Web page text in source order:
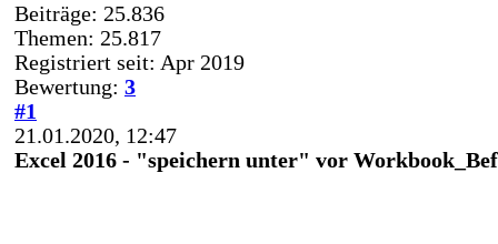
Beiträge: 25.836
Themen: 25.817
Registriert seit: Apr 2019
Bewertung: 3
#1
21.01.2020, 12:47
Excel 2016 - "speichern unter" vor